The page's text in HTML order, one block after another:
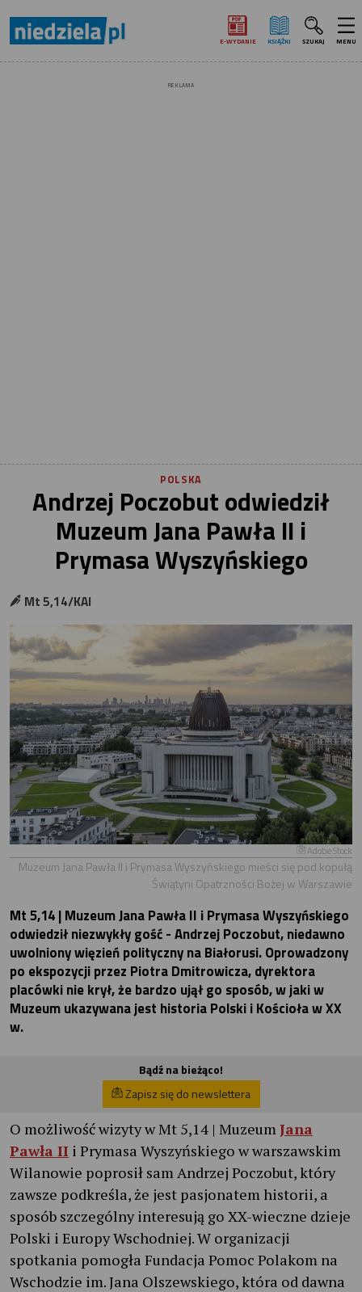
E‑WYDANIE KSIĄŻKI SZUKAJ MENU
REKLAMA
POLSKA
Andrzej Poczobut odwiedził
Muzeum Jana Pawła II i
Prymasa Wyszyńskiego
Mt 5,14/KAI
Adobe Stock
Muzeum Jana Pawła II i Prymasa Wyszyńskiego mieści się pod kopułą
Świątyni Opatrzności Bożej w Warszawie
Mt 5,14 | Muzeum Jana Pawła II i Prymasa Wyszyńskiego
odwiedził niezwykły gość - Andrzej Poczobut, niedawno
uwolniony więzień polityczny na Białorusi. Oprowadzony
po ekspozycji przez Piotra Dmitrowicza, dyrektora
placówki nie krył, że bardzo ujął go sposób, w jaki w
Muzeum ukazywana jest historia Polski i Kościoła w XX
w.
Bądź na bieżąco!
Zapisz się do newslettera
O możliwość wizyty w Mt 5,14 | Muzeum Jana
Pawła II i Prymasa Wyszyńskiego w warszawskim
Wilanowie poprosił sam Andrzej Poczobut, który
zawsze podkreśla, że jest pasjonatem historii, a
sposób szczególny interesują go XX-wieczne dzieje
Polski i Europy Wschodniej. W organizacji
spotkania pomogła Fundacja Pomoc Polakom na
Wschodzie im. Jana Olszewskiego, która od dawna